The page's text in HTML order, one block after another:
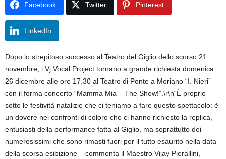
Facebook Twitter Pinterest
LinkedIn
Dopo lo strepitoso successo al Teatro del Giglio dello scorso 21
novembre, i Vj Vocal Project tornano a grande richiesta domenica
26 dicembre alle ore 17.30 al Teatro di Ponte a Moriano “I. Nieri”
con il forma concerto “Mamma Mia – The Show!”.\r\n“È proprio
sotto le festività natalizie che ci teniamo a fare questo spettacolo: è
un dovere nei confronti di coloro che ci hanno richiesto la replica,
entusiasti della performance fatta al Giglio, ma soprattutto dei
numerosissimi che sono rimasti fuori per il tutto esaurito nella data
della scorsa esibizione – commenta il Maestro Vijay Pierallini,